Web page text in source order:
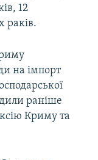
12
раків.
на імпорт
раніше
Криму та